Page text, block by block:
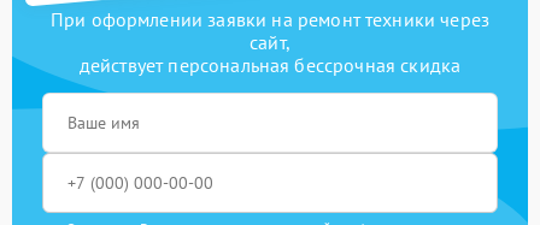
При оформлении заявки на ремонт техники через
сайт,
действует персональная бессрочная скидка